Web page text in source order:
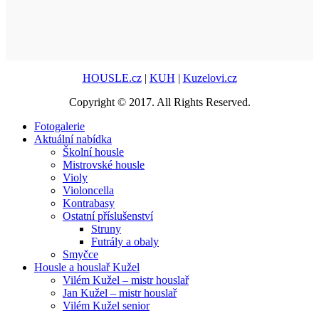
HOUSLE.cz| KUH | Kuzelovi.cz
Copyright © 2017. All Rights Reserved.
Fotogalerie
Aktuální nabídka
Školní housle
Mistrovské housle
Violy
Violoncella
Kontrabasy
Ostatní příslušenství
Struny
Futrály a obaly
Smyčce
Housle a houslař Kužel
Vilém Kužel – mistr houslař
Jan Kužel – mistr houslař
Vilém Kužel senior